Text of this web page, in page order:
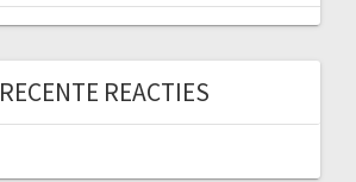
RECENTE REACTIES